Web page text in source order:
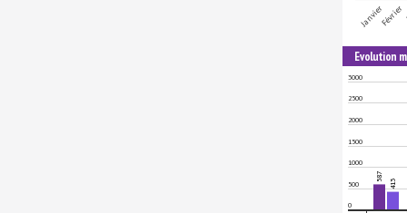
JanvierFévrier
Evolution
3000
2500
2000
1500
1000
500
0
587
413